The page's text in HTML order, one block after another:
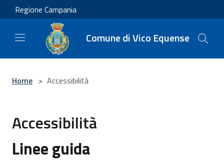
Salta al contenuto principale
Regione Campania
Comune di Vico Equense
Home > Accessibilità
Accessibilità
Linee guida